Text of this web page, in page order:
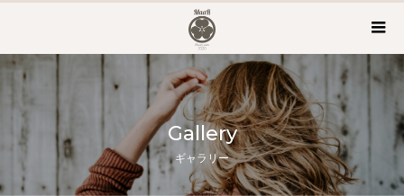
Gallery
ギャラリー